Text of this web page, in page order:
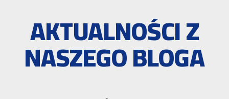
AKTUALNOŚCI Z
NASZEGO BLOGA